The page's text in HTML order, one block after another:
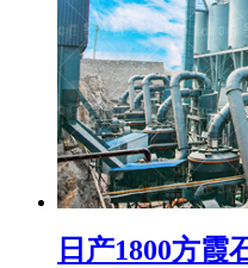
日产1800方霞